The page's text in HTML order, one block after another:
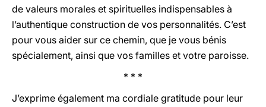
de valeurs morales et spirituelles indispensables à
l’authentique construction de vos personnalités. C’est
pour vous aider sur ce chemin, que je vous bénis
spécialement, ainsi que vos familles et votre paroisse.
* * *
J’exprime également ma cordiale gratitude pour leur